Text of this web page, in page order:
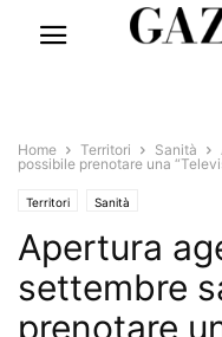
Home Territori Sanità
possibile prenotare una
Territori Sanità
Apertura
settembre
prenotare